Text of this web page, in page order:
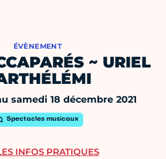
ÉVÈNEMENT
~ URIEL
samedi 18 décembre 2021
Spectacles musicaux
INFOS PRATIQUES